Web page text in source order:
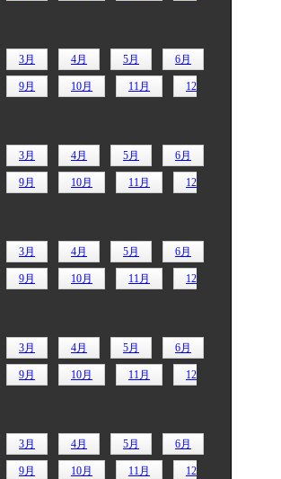
3月 4月 5月 6月
9月 10月 11月 12
3月 4月 5月 6月
9月 10月 11月 12
3月 4月 5月 6月
9月 10月 11月 12
3月 4月 5月 6月
9月 10月 11月 12
3月 4月 5月 6月
9月 10月 11月 12